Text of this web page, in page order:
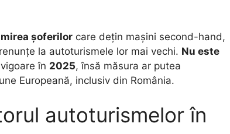
șoferilor care dețin mașini second-hand,
la autoturismele lor mai vechi. Nu este
în 2025, însă măsura ar putea
Europeană, inclusiv din România.
autoturismelor în